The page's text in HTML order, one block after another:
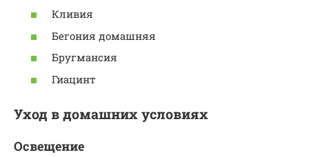
Кливия
Бегония домашняя
Бругмансия
Гиацинт
Уход в домашних условиях
Освещение